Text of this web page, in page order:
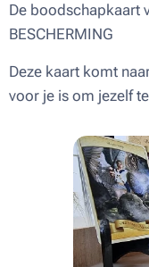
De boodschapkaart
BESCHERMING
Deze kaart komt
voor je is om jezelf